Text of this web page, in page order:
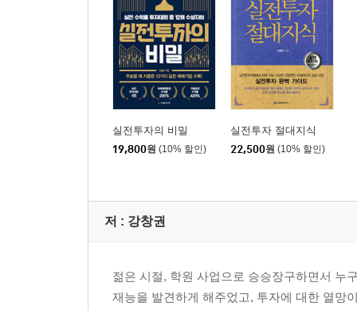
실전투자의 비밀
19,800원 (10% 할인)
실전투자 절대지식
22,500원 (10% 할인)
저 : 강창권
젊은 시절, 학원 사업으로 승승장구하면서 누
재능을 발견하게 해주었고, 투자에 대한 열망